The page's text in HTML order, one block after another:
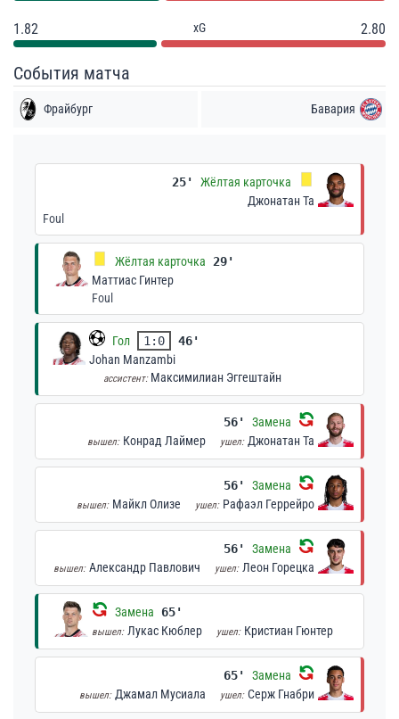
1.82 xG 2.80
События матча
Фрайбург Бавария
25'
Жёлтая карточка
Джонатан Та
Foul
Жёлтая карточка
29'
Маттиас Гинтер
Foul
Гол 1:0
46'
Johan Manzambi
ассистент: Максимилиан Эггештайн
56' Замена
вышел: Конрад Лаймер ушел: Джонатан Та
56' Замена
вышел: Майкл Олизе ушел: Рафаэл Геррейро
56' Замена
вышел: Александр Павлович ушел: Леон Горецка
Замена 65'
вышел: Лукас Кюблер ушел: Кристиан Гюнтер
65' Замена
вышел: Джамал Мусиала ушел: Серж Гнабри